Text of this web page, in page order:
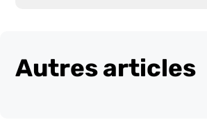
Autres articles